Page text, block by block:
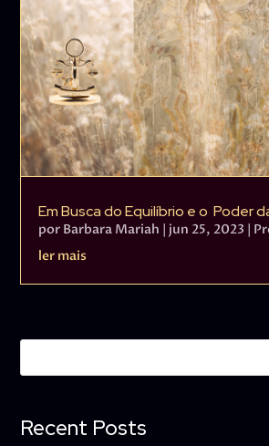
Em Busca do Equilíbrio e o Poder
por Barbara Mariah | jun 25, 2023 |
ler mais
Recent Posts